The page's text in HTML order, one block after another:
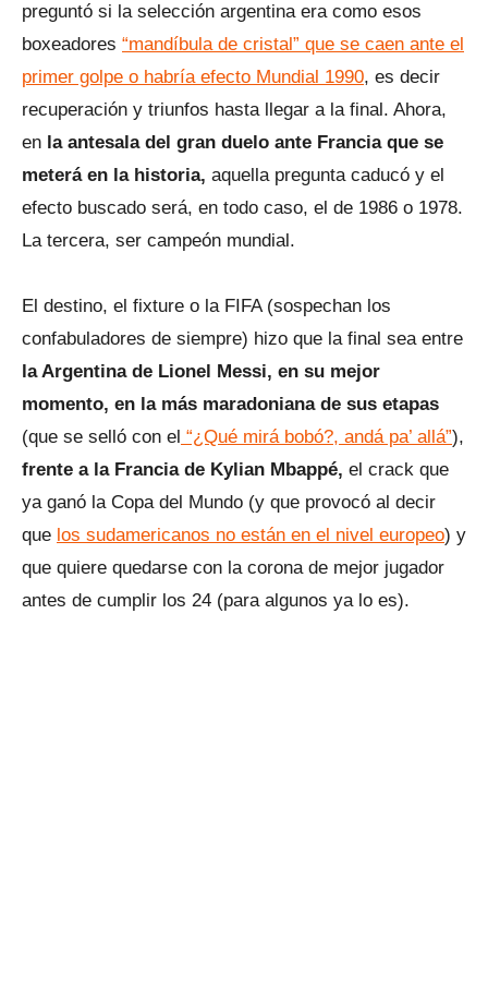
preguntó si la selección argentina era como esos
boxeadores “mandíbula de cristal” que se caen ante el
primer golpe o habría efecto Mundial 1990, es decir
recuperación y triunfos hasta llegar a la final. Ahora,
en la antesala del gran duelo ante Francia que se
meterá en la historia, aquella pregunta caducó y el
efecto buscado será, en todo caso, el de 1986 o 1978.
La tercera, ser campeón mundial.
El destino, el fixture o la FIFA (sospechan los
confabuladores de siempre) hizo que la final sea entre
la Argentina de Lionel Messi, en su mejor
momento, en la más maradoniana de sus etapas
(que se selló con el “¿Qué mirá bobó?, andá pa’ allá”),
frente a la Francia de Kylian Mbappé, el crack que
ya ganó la Copa del Mundo (y que provocó al decir
que los sudamericanos no están en el nivel europeo) y
que quiere quedarse con la corona de mejor jugador
antes de cumplir los 24 (para algunos ya lo es).